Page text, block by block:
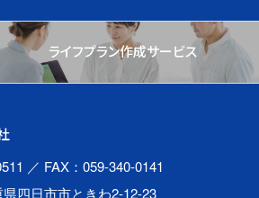
ライフプラン作成サービス
／ FAX：059-340-0141
四日市市ときわ2-12-23